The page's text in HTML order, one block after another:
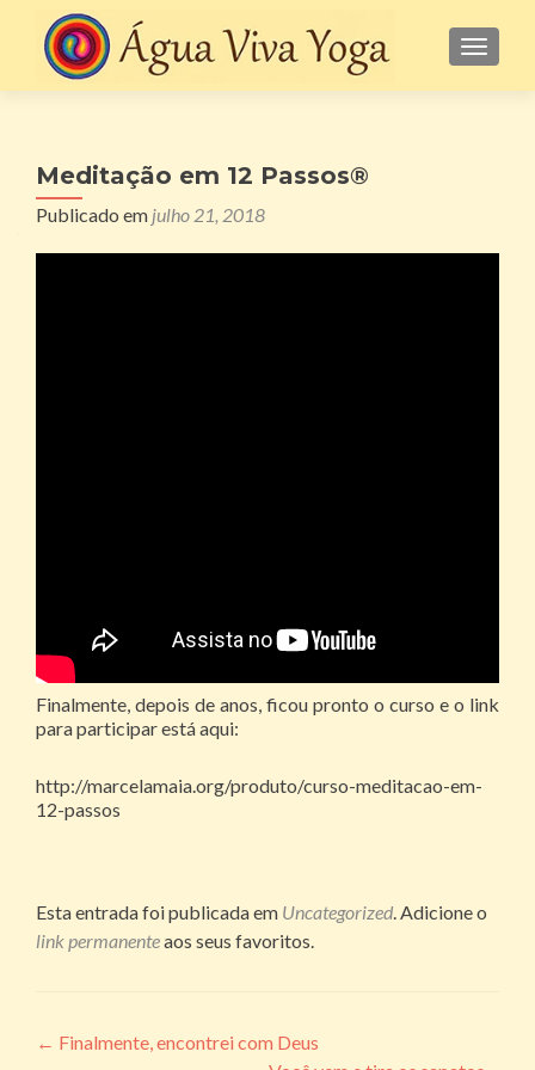
Meditação em 12 Passos®
Publicado em julho 21, 2018
Finalmente, depois de anos, ficou pronto o curso e o link
para participar está aqui:
http://marcelamaia.org/produto/curso-meditacao-em-
12-passos
Esta entrada foi publicada em Uncategorized. Adicione o
link permanenteaos seus favoritos.
Navegação
← Finalmente, encontrei com Deus